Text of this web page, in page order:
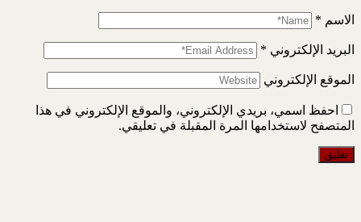
الاسم *
البريد الإلكتروني *
الموقع الإلكتروني
احفظ اسمي، بريدي الإلكتروني، والموقع الإلكتروني في هذا
المتصفح لاستخدامها المرة المقبلة في تعليقي.